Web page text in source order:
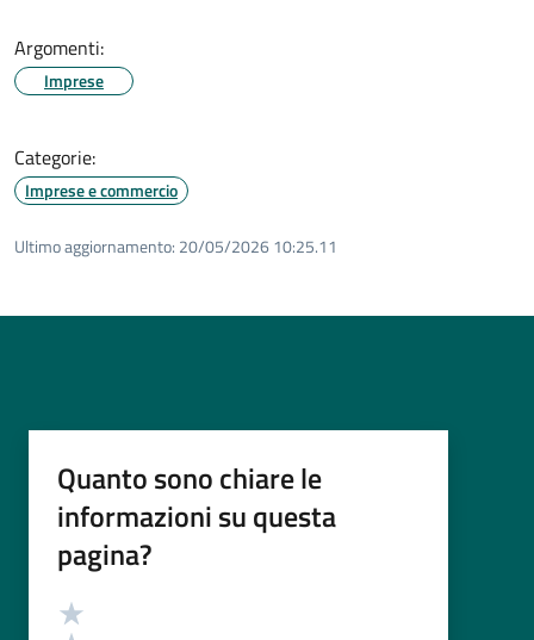
Argomenti:
Imprese
Categorie:
Imprese e commercio
Ultimo aggiornamento: 20/05/2026 10:25.11
Quanto sono chiare le
informazioni su questa
pagina?
Valutazione